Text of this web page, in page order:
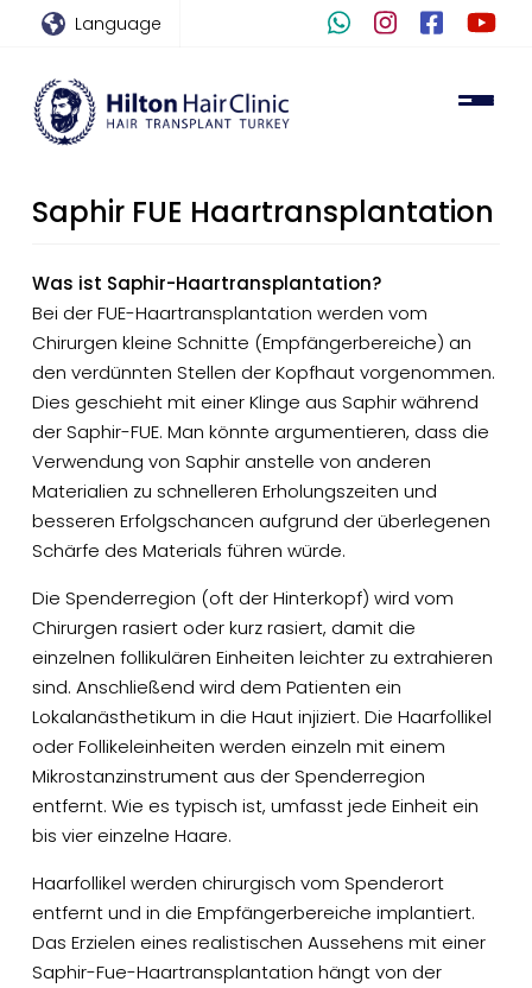
Language
Saphir FUE Haartransplantation
Was ist Saphir-Haartransplantation?
Bei der FUE-Haartransplantation werden vom
Chirurgen kleine Schnitte (Empfängerbereiche) an
den verdünnten Stellen der Kopfhaut vorgenommen.
Dies geschieht mit einer Klinge aus Saphir während
der Saphir-FUE. Man könnte argumentieren, dass die
Verwendung von Saphir anstelle von anderen
Materialien zu schnelleren Erholungszeiten und
besseren Erfolgschancen aufgrund der überlegenen
Schärfe des Materials führen würde.
Die Spenderregion (oft der Hinterkopf) wird vom
Chirurgen rasiert oder kurz rasiert, damit die
einzelnen follikulären Einheiten leichter zu extrahieren
sind. Anschließend wird dem Patienten ein
Lokalanästhetikum in die Haut injiziert. Die Haarfollikel
oder Follikeleinheiten werden einzeln mit einem
Mikrostanzinstrument aus der Spenderregion
entfernt. Wie es typisch ist, umfasst jede Einheit ein
bis vier einzelne Haare.
Haarfollikel werden chirurgisch vom Spenderort
entfernt und in die Empfängerbereiche implantiert.
Das Erzielen eines realistischen Aussehens mit einer
Saphir-Fue-Haartransplantation hängt von der